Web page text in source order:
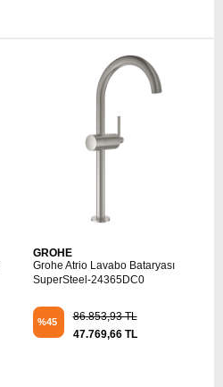
GROHE
Grohe Atrio Lavabo Bataryası
SuperSteel-24365DC0
%45
86.853,93 TL
47.769,66 TL